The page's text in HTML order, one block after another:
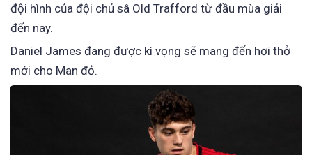
đội hình của đội chủ sâ Old Trafford từ đầu mùa giải
đến nay.
Daniel James đang được kì vọng sẽ mang đến hơi thở
mới cho Man đỏ.